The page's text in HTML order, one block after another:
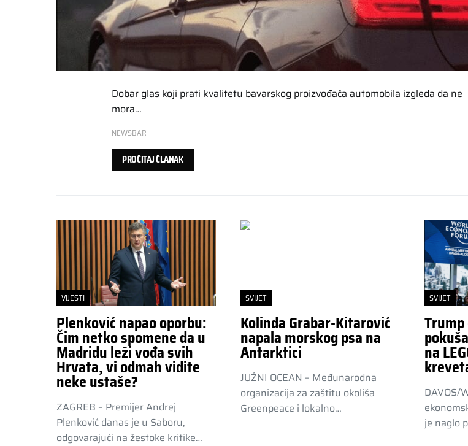
Dobar glas koji prati kvalitetu bavarskog proizvođača automobila izgleda da ne
mora…
NEWSBAR
PROČITAJ ČLANAK
VIJESTI
Plenković napao oporbu:
Čim netko spomene da u
Madridu leži vođa svih
Hrvata, vi odmah vidite
neke ustaše?
ZAGREB – Premijer Andrej
Plenković danas je u Saboru,
odgovarajući na žestoke kritike…
SVIJET
Kolinda Grabar-Kitarović
napala morskog psa na
Antarktici
JUŽNI OCEAN – Međunarodna
organizacija za zaštitu okoliša
Greenpeace i lokalno…
SVIJET
na
DAVOS/
je naglo